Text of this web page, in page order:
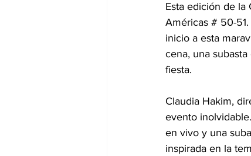
Esta edición de la
Américas # 50-
inicio a esta
cena, una
fiesta.
Claudia Hakim,
evento
en vivo y una
inspirada en la